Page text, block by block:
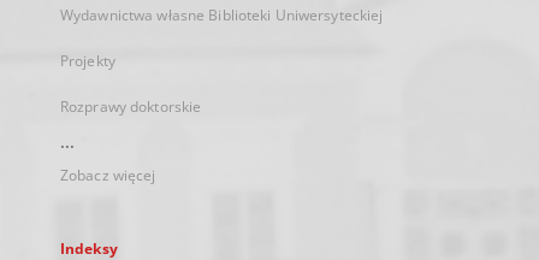
Wydawnictwa własne Biblioteki Uniwersyteckiej
Projekty
Rozprawy doktorskie
...
Zobacz więcej
Indeksy